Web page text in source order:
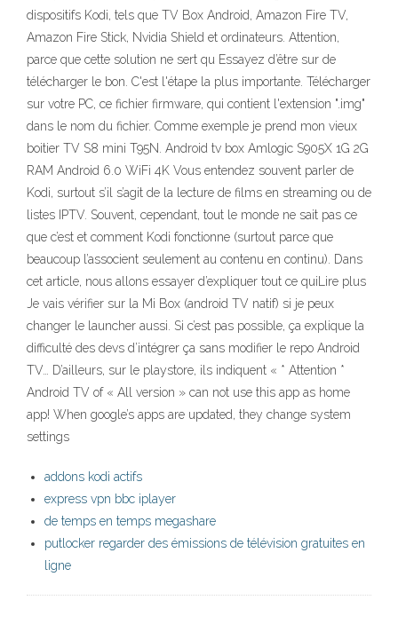
dispositifs Kodi, tels que TV Box Android, Amazon Fire TV,
Amazon Fire Stick, Nvidia Shield et ordinateurs. Attention,
parce que cette solution ne sert qu Essayez d’être sur de
télécharger le bon. C'est l'étape la plus importante. Télécharger
sur votre PC, ce fichier firmware, qui contient l'extension ".img"
dans le nom du fichier. Comme exemple je prend mon vieux
boitier TV S8 mini T95N. Android tv box Amlogic S905X 1G 2G
RAM Android 6.0 WiFi 4K Vous entendez souvent parler de
Kodi, surtout s’il s’agit de la lecture de films en streaming ou de
listes IPTV. Souvent, cependant, tout le monde ne sait pas ce
que c’est et comment Kodi fonctionne (surtout parce que
beaucoup l’associent seulement au contenu en continu). Dans
cet article, nous allons essayer d’expliquer tout ce quiLire plus
Je vais vérifier sur la Mi Box (android TV natif) si je peux
changer le launcher aussi. Si c’est pas possible, ça explique la
difficulté des devs d’intégrer ça sans modifier le repo Android
TV… D’ailleurs, sur le playstore, ils indiquent « * Attention *
Android TV of « All version » can not use this app as home
app! When google’s apps are updated, they change system
settings
addons kodi actifs
express vpn bbc iplayer
de temps en temps megashare
putlocker regarder des émissions de télévision gratuites en
ligne